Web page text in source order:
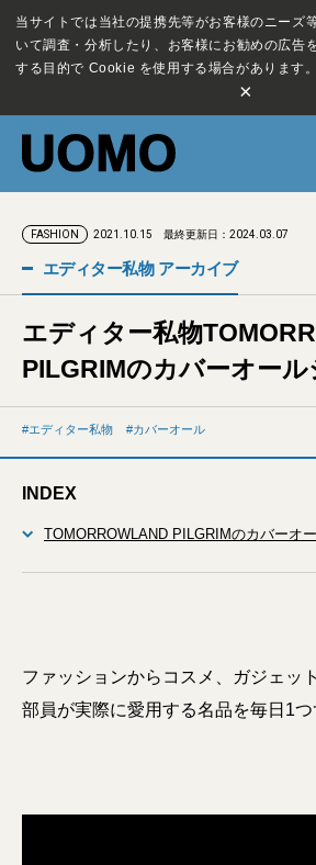
当サイトでは当社の提携先等がお客様のニーズ
いて調査・分析したり、お客様にお勧めの広告
する目的で Cookie を使用する場合があります。
×
FASHION 2021.10.15 最終更新日：2024.03.07
エディター私物 アーカイブ
エディター私物
PILGRIMのカバーオール
エディター私物 カバーオール
INDEX
TOMORROWLAND PILGRIMのカバーオ
ファッションからコスメ、ガジェッ
部員が実際に愛用する名品を毎日1つ